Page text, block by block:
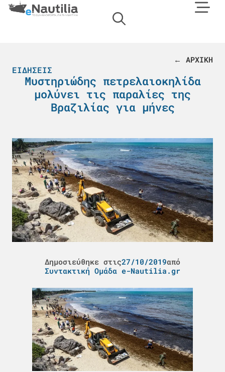
← ΑΡΧΙΚΗ
ΕΙΔΉΣΕΙΣ
Μυστηριώδης πετρελαιοκηλίδα
μολύνει τις παραλίες της
Βραζιλίας για μήνες
Δημοσιεύθηκε στις27/10/2019από
Συντακτική Ομάδα e-Nautilia.gr